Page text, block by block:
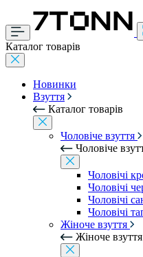
Каталог товарів
Новинки
Взуття
Каталог товарів
Чоловіче взуття
Чоловіче
Чоловічі
Чоловічі
Чоловічі
Чоловічі
Жіноче взуття
Жіноче взуття